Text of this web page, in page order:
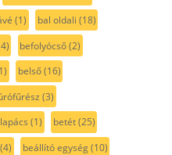
(1) bal oldali (18)
befolyócső(2)
belső(16)
(3)
(1) betét(25)
(4) beállító egység(10)